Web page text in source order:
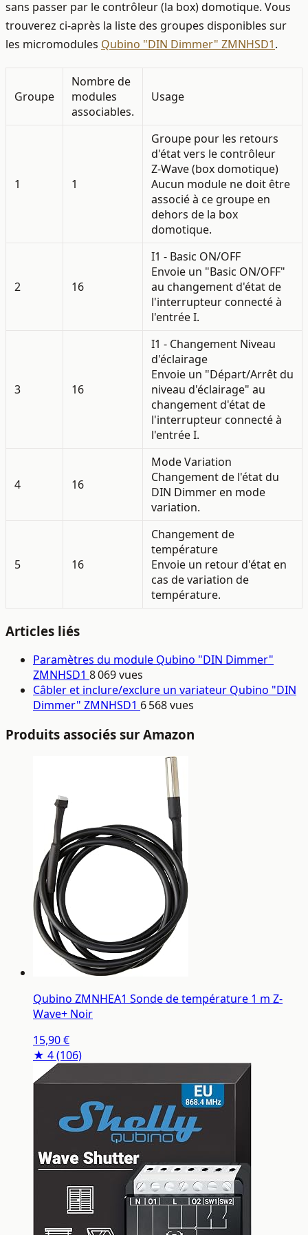
sans passer par le contrôleur (la box) domotique. Vous
trouverez ci-après la liste des groupes disponibles sur
les micromodules Qubino "DIN Dimmer" ZMNHSD1.
Groupe
Nombre de
modules
associables.
Usage
1 1
Groupe pour les retours
d'état vers le contrôleur
Z‑Wave (box domotique)
Aucun module ne doit être
associé à ce groupe en
dehors de la box
domotique.
2 16
I1 - Basic ON/OFF
Envoie un "Basic ON/OFF"
au changement d'état de
l'interrupteur connecté à
l'entrée I.
3 16
I1 - Changement Niveau
d'éclairage
Envoie un "Départ/Arrêt du
niveau d'éclairage" au
changement d'état de
l'interrupteur connecté à
l'entrée I.
4 16
Mode Variation
Changement de l'état du
DIN Dimmer en mode
variation.
5 16
Changement de
température
Envoie un retour d'état en
cas de variation de
température.
Articles liés
Paramètres du module Qubino "DIN Dimmer"
ZMNHSD1 8 069 vues
Câbler et inclure/exclure un variateur Qubino "DIN
Dimmer" ZMNHSD1 6 568 vues
Produits associés sur Amazon
Qubino ZMNHEA1 Sonde de température 1 m Z-
Wave+ Noir
15,90 €
★ 4(106)